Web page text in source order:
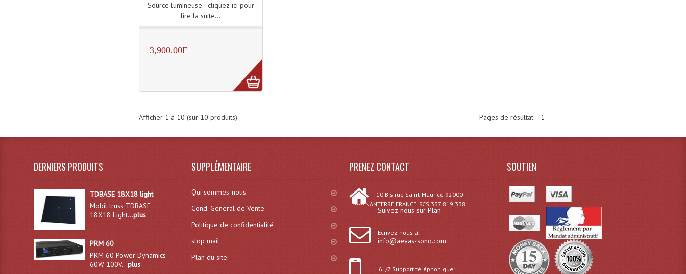
Source lumineuse - cliquez-ici pour
lire la suite...
3,900.00E
Pages de résultat : 1
Afficher 1 à 10 (sur 10 produits)
DERNIERS PRODUITS
TDBASE 18X18 light
Mobil truss TDBASE
18X18 Light...plus
PRM 60
PRM 60 Power Dynamics
60W 100V...plus
SUPPLÉMENTAIRE
Qui sommes-nous
Cond. General de Vente
Politique de confidentialité
stop mail
Plan du site
PRENEZ CONTACT
10 Bis rue Saint-Maurice 92000
----- NANTERRE FRANCE. RCS 337 819 338
Suivez-nous sur Plan
Écrivez-nous à:
info@aevas-sono.com
6j /7 Support téléphonique:
SOUTIEN